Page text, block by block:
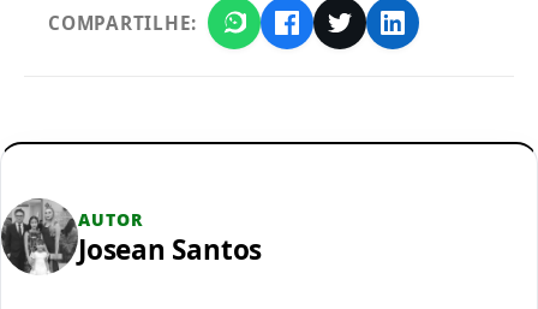
COMPARTILHE:
AUTOR
Josean Santos